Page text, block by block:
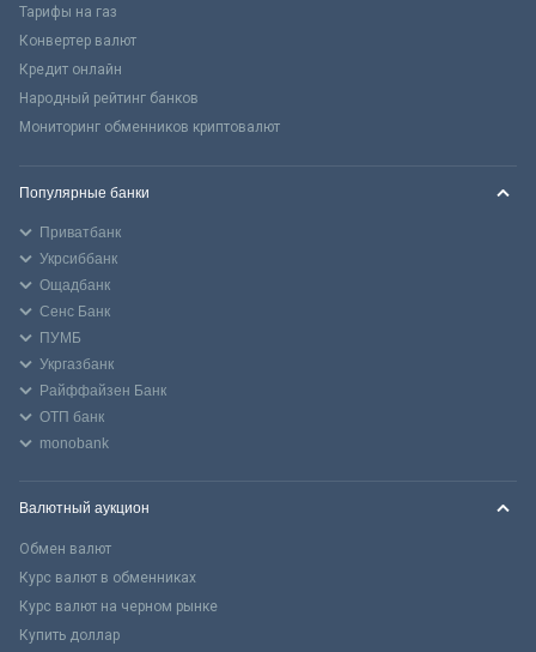
Тарифы на газ
Конвертер валют
Кредит онлайн
Народный рейтинг банков
Мониторинг обменников криптовалют
Популярные банки
Приватбанк
Укрсиббанк
Ощадбанк
Сенс Банк
ПУМБ
Укргазбанк
Райффайзен Банк
ОТП банк
monobank
Валютный аукцион
Обмен валют
Курс валют в обменниках
Курс валют на черном рынке
Купить доллар